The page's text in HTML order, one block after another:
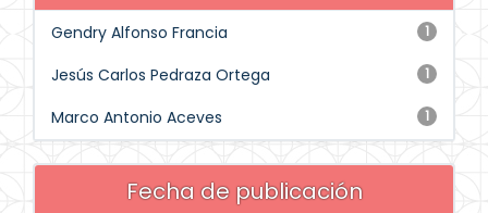
1
Gendry Alfonso Francia
1
Jesús Carlos Pedraza Ortega
1
Marco Antonio Aceves
Fecha de publicación